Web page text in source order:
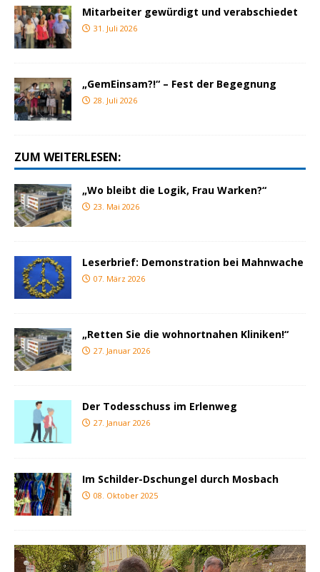
Mitarbeiter gewürdigt und verabschiedet
31. Juli 2026
„GemEinsam?!“ – Fest der Begegnung
28. Juli 2026
ZUM WEITERLESEN:
„Wo bleibt die Logik, Frau Warken?“
23. Mai 2026
Leserbrief: Demonstration bei Mahnwache
07. März 2026
„Retten Sie die wohnortnahen Kliniken!“
27. Januar 2026
Der Todesschuss im Erlenweg
27. Januar 2026
Im Schilder-Dschungel durch Mosbach
08. Oktober 2025